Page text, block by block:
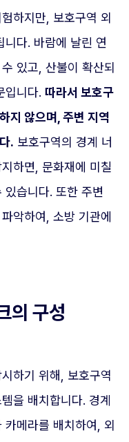
하지만, 보호구역 외
다. 바람에 날린 연
있고, 산불이 확산되
입니다. 따라서 보호구
지 않으며, 주변 지역
. 보호구역의 경계 너
하면, 문화재에 미칠
습니다. 또한 주변
악하여, 소방 기관에
의 구성
하기 위해, 보호구역
을 배치합니다. 경계
메라를 배치하여, 외